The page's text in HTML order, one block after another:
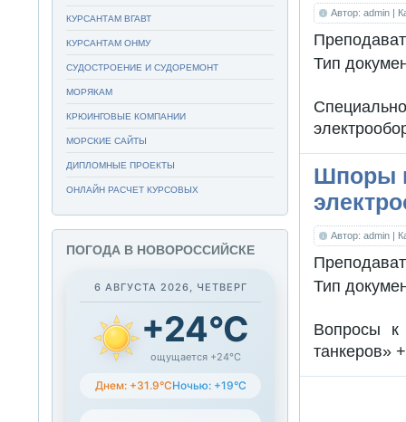
Автор: admin |
Тип
Шпоры
Автор: admin |
Тип
Вопросы к
танкеров»
КУРСАНТАМ ВГАВТ
КУРСАНТАМ ОНМУ
СУДОСТРОЕНИЕ И СУДОРЕМОНТ
МОРЯКАМ
КРЮИНГОВЫЕ КОМПАНИИ
МОРСКИЕ САЙТЫ
ДИПЛОМНЫЕ ПРОЕКТЫ
ОНЛАЙН РАСЧЕТ КУРСОВЫХ
ПОГОДА В НОВОРОССИЙСКЕ
6 АВГУСТА 2026, ЧЕТВЕРГ
+24°C
ощущается +24°C
Днем: +31.9°CНочью: +19°C